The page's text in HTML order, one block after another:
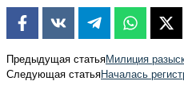
Предыдущая статьяМилиция
Следующая статьяНачалась